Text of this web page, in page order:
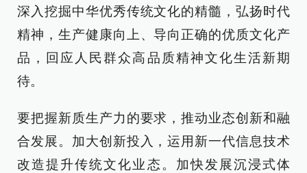
深入挖掘中华优秀传统文化的精髓，弘扬时代
精神，生产健康向上、导向正确的优质文化产
品，回应人民群众高品质精神文化生活新期
待。
要把握新质生产力的要求，推动业态创新和融
合发展。加大创新投入，运用新一代信息技术
改造提升传统文化业态。加快发展沉浸式体